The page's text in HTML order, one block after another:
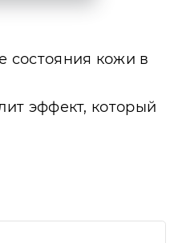
состояния кожи в
эффект, который